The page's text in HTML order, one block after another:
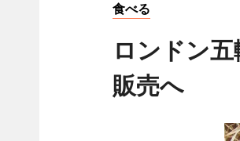
食べる
ロンドン
販売へ